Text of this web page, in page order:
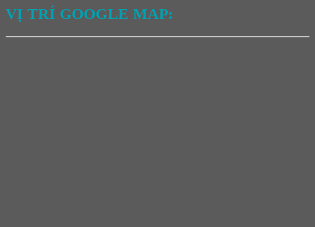
VỊ TRÍ GOOGLE MAP: